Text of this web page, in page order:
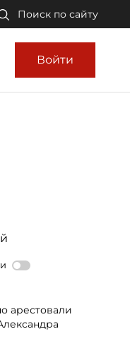
Поиск по сайту
Войти
арестовали